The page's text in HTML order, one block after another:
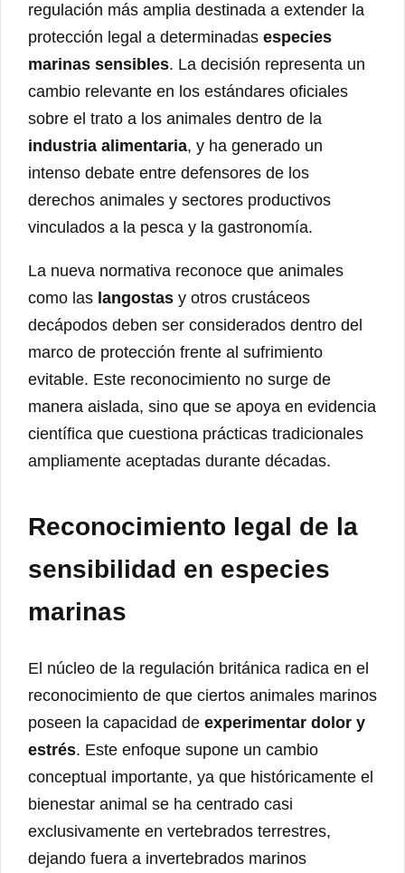
regulación más amplia destinada a extender la
protección legal a determinadas especies
marinas sensibles. La decisión representa un
cambio relevante en los estándares oficiales
sobre el trato a los animales dentro de la
industria alimentaria, y ha generado un
intenso debate entre defensores de los
derechos animales y sectores productivos
vinculados a la pesca y la gastronomía.
La nueva normativa reconoce que animales
como las langostas y otros crustáceos
decápodos deben ser considerados dentro del
marco de protección frente al sufrimiento
evitable. Este reconocimiento no surge de
manera aislada, sino que se apoya en evidencia
científica que cuestiona prácticas tradicionales
ampliamente aceptadas durante décadas.
Reconocimiento legal de la
sensibilidad en especies
marinas
El núcleo de la regulación británica radica en el
reconocimiento de que ciertos animales marinos
poseen la capacidad de experimentar dolor y
estrés. Este enfoque supone un cambio
conceptual importante, ya que históricamente el
bienestar animal se ha centrado casi
exclusivamente en vertebrados terrestres,
dejando fuera a invertebrados marinos